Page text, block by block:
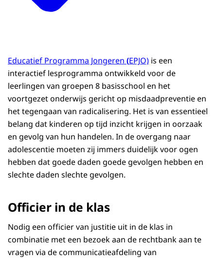
Educatief Programma Jongeren (EPJO) is een
interactief lesprogramma ontwikkeld voor de
leerlingen van groepen 8 basisschool en het
voortgezet onderwijs gericht op misdaadpreventie en
het tegengaan van radicalisering. Het is van essentieel
belang dat kinderen op tijd inzicht krijgen in oorzaak
en gevolg van hun handelen. In de overgang naar
adolescentie moeten zij immers duidelijk voor ogen
hebben dat goede daden goede gevolgen hebben en
slechte daden slechte gevolgen.
Officier in de klas
Nodig een officier van justitie uit in de klas in
combinatie met een bezoek aan de rechtbank aan te
vragen via de communicatieafdeling van